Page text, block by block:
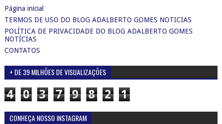
Página inicial
TERMOS DE USO DO BLOG ADALBERTO GOMES NOTICIAS
POLÍTICA DE PRIVACIDADE DO BLOG ADALBERTO GOMES
NOTÍCIAS
CONTATOS
+ DE 39 MILHÕES DE VISUALIZAÇÕES
4 0 3 7 9 8 2 1
CONHEÇA NOSSO INSTAGRAM